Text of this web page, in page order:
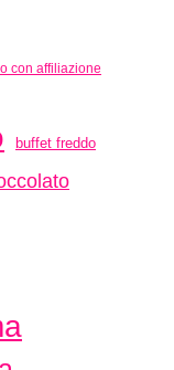
con affiliazione
buffet freddo